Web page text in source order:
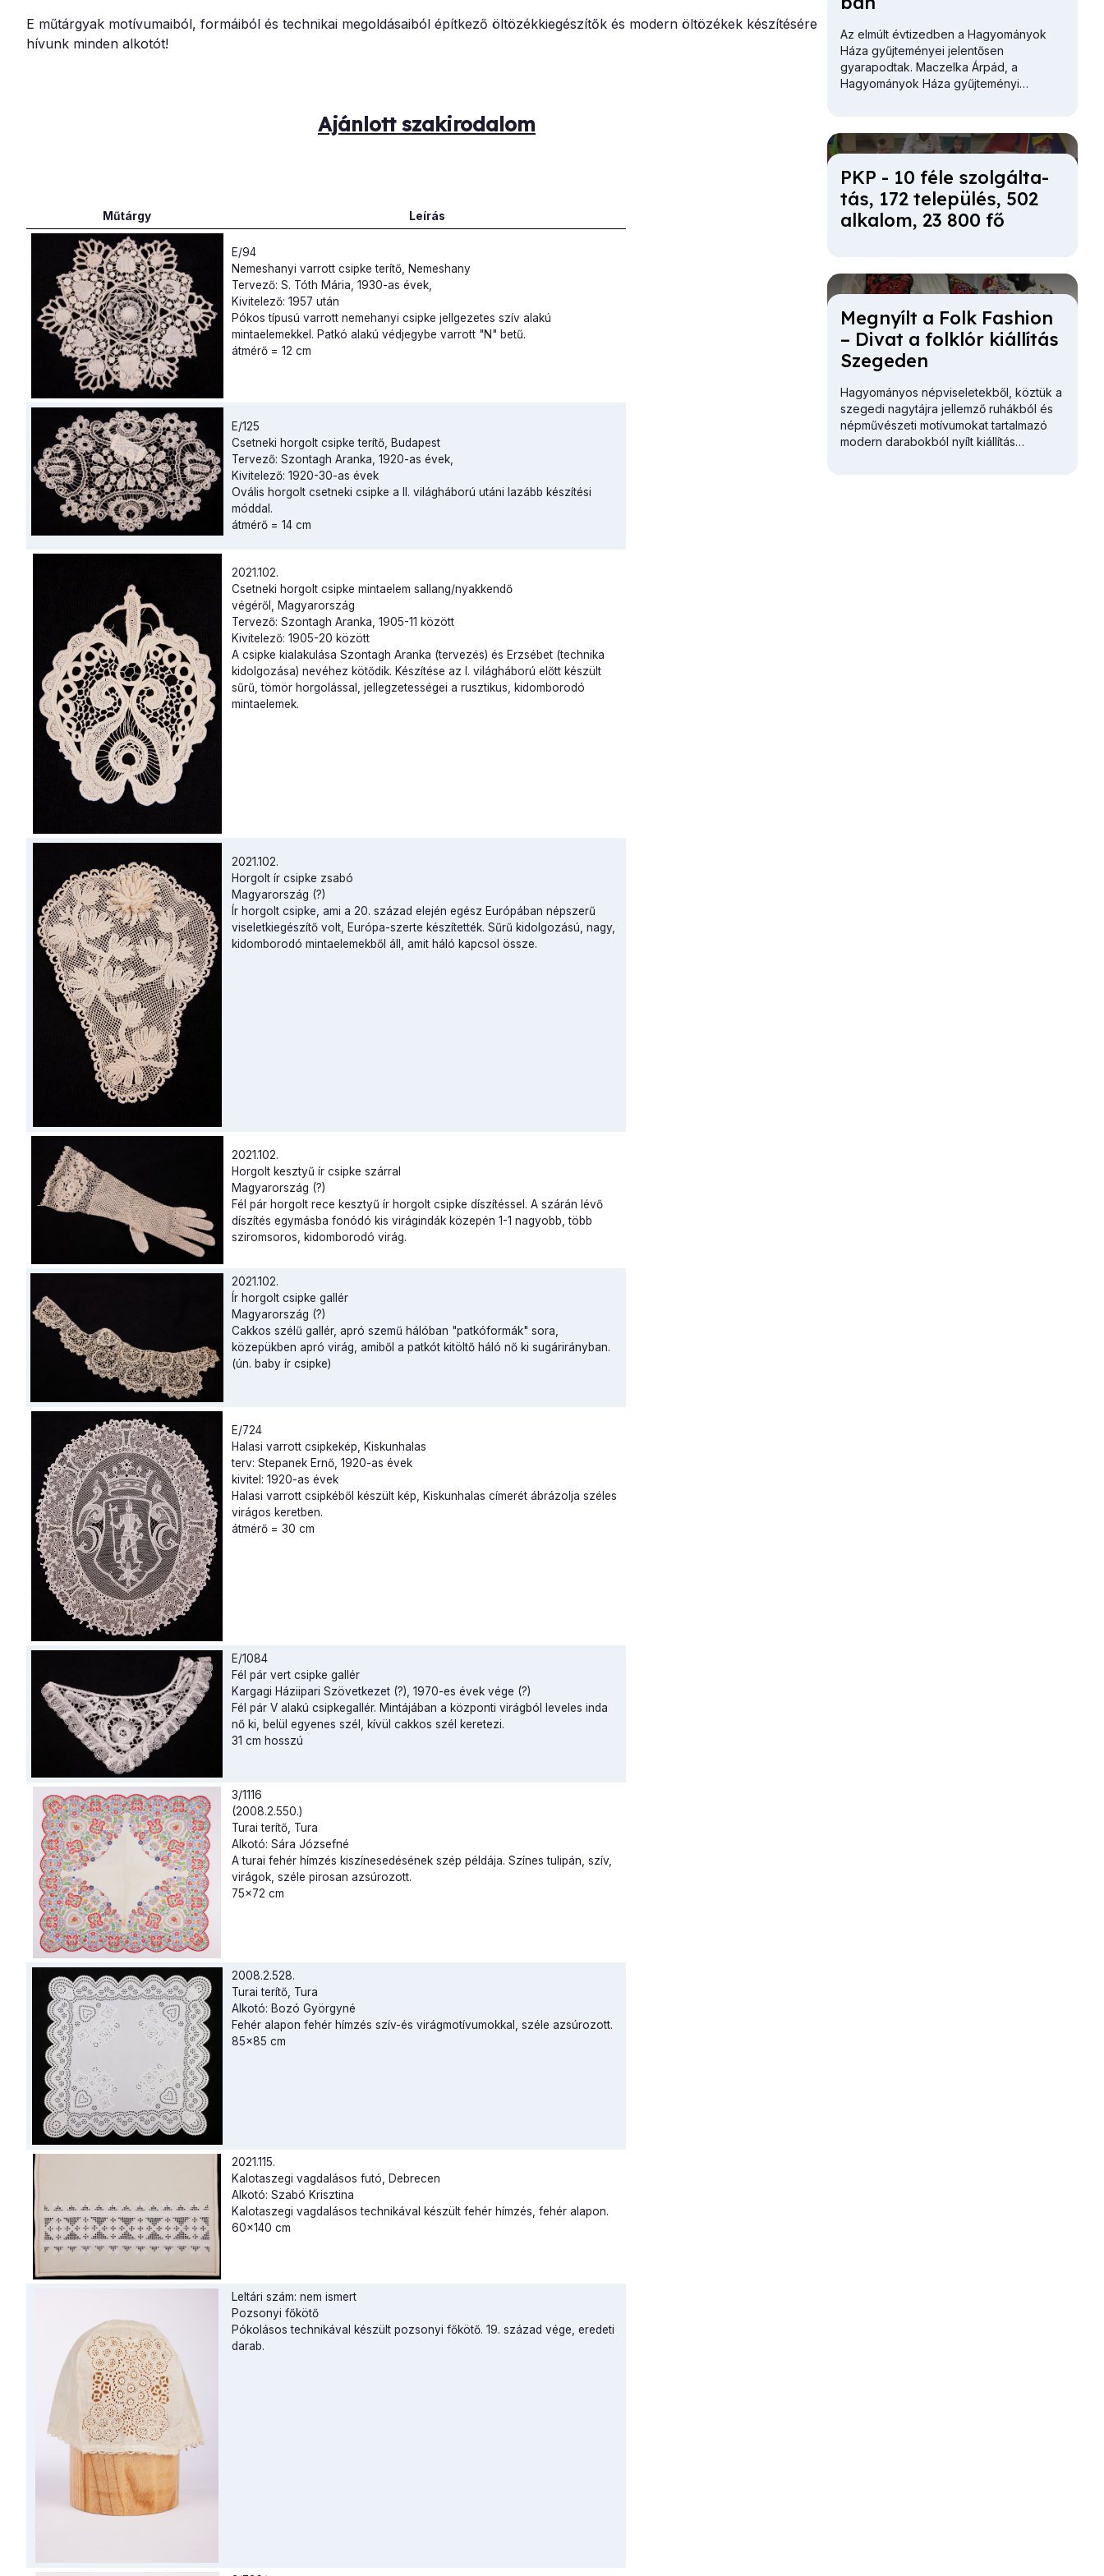
E műtárgyak motívumaiból, formáiból és technikai megoldásaiból építkező öltözékkiegészítők és modern öltözékek készítésére
hívunk minden alkotót!
Ajánlott szakirodalom
Műtárgy Leírás
E/94
Nemeshanyi varrott csipke terítő, Nemeshany
Tervező: S. Tóth Mária, 1930-as évek,
Kivitelező: 1957 után
Pókos típusú varrott nemehanyi csipke jellgezetes szív alakú
mintaelemekkel. Patkó alakú védjegybe varrott "N" betű.
átmérő = 12 cm
E/125
Csetneki horgolt csipke terítő, Budapest
Tervező: Szontagh Aranka, 1920-as évek,
Kivitelező: 1920-30-as évek
Ovális horgolt csetneki csipke a II. világháború utáni lazább készítési
móddal.
átmérő = 14 cm
2021.102.
Csetneki horgolt csipke mintaelem sallang/nyakkendő
végéről, Magyarország
Tervező: Szontagh Aranka, 1905-11 között
Kivitelező: 1905-20 között
A csipke kialakulása Szontagh Aranka (tervezés) és Erzsébet (technika
kidolgozása) nevéhez kötődik. Készítése az I. világháború előtt készült
sűrű, tömör horgolással, jellegzetességei a rusztikus, kidomborodó
mintaelemek.
2021.102.
Horgolt ír csipke zsabó
Magyarország (?)
Ír horgolt csipke, ami a 20. század elején egész Európában népszerű
viseletkiegészítő volt, Európa-szerte készítették. Sűrű kidolgozású, nagy,
kidomborodó mintaelemekből áll, amit háló kapcsol össze.
2021.102.
Horgolt kesztyű ír csipke szárral
Magyarország (?)
Fél pár horgolt rece kesztyű ír horgolt csipke díszítéssel. A szárán lévő
díszítés egymásba fonódó kis virágindák közepén 1-1 nagyobb, több
sziromsoros, kidomborodó virág.
2021.102.
Ír horgolt csipke gallér
Magyarország (?)
Cakkos szélű gallér, apró szemű hálóban "patkóformák" sora,
közepükben apró virág, amiből a patkót kitöltő háló nő ki sugárirányban.
(ún. baby ír csipke)
E/724
Halasi varrott csipkekép, Kiskunhalas
terv: Stepanek Ernő, 1920-as évek
kivitel: 1920-as évek
Halasi varrott csipkéből készült kép, Kiskunhalas címerét ábrázolja széles
virágos keretben.
átmérő = 30 cm
E/1084
Fél pár vert csipke gallér
Kargagi Háziipari Szövetkezet (?), 1970-es évek vége (?)
Fél pár V alakú csipkegallér. Mintájában a központi virágból leveles inda
nő ki, belül egyenes szél, kívül cakkos szél keretezi.
31 cm hosszú
3/1116
(2008.2.550.)
Turai terítő, Tura
Alkotó: Sára Józsefné
A turai fehér hímzés kiszínesedésének szép példája. Színes tulipán, szív,
virágok, széle pirosan azsúrozott.
75x72 cm
2008.2.528.
Turai terítő, Tura
Alkotó: Bozó Györgyné
Fehér alapon fehér hímzés szív-és virágmotívumokkal, széle azsúrozott.
85x85 cm
2021.115.
Kalotaszegi vagdalásos futó, Debrecen
Alkotó: Szabó Krisztina
Kalotaszegi vagdalásos technikával készült fehér hímzés, fehér alapon.
60x140 cm
Leltári szám: nem ismert
Pozsonyi főkötő
Pókolásos technikával készült pozsonyi főkötő. 19. század vége, eredeti
darab.
Az elmúlt évtizedben a Hagyományok
Háza gyűjteményei jelentősen
gyarapodtak. Maczelka Árpád, a
Hagyományok Háza gyűjteményi
vázolta.
PKP - 10 fé­le szol­gál­ta­
tás, 172 te­le­pü­lés, 502
al­ka­lom, 23 800 fő
Meg­nyílt a Folk Fashi­on
– Di­vat a folk­lór ki­ál­lí­tás
Sze­ge­den
Hagyományos népviseletekből, köztük a
szegedi nagytájra jellemző ruhákból és
népművészeti motívumokat tartalmazó
modern darabokból nyílt kiállítás